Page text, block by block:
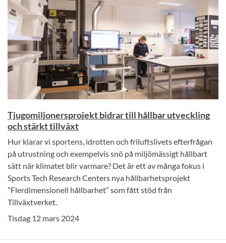
Tjugomiljonersprojekt bidrar till hållbar utveckling
och stärkt tillväxt
Hur klarar vi sportens, idrotten och friluftslivets efterfrågan
på utrustning och exempelvis snö på miljömässigt hållbart
sätt när klimatet blir varmare? Det är ett av många fokus i
Sports Tech Research Centers nya hållbarhetsprojekt
”Flerdimensionell hållbarhet” som fått stöd från
Tillväxtverket.
Tisdag 12 mars 2024